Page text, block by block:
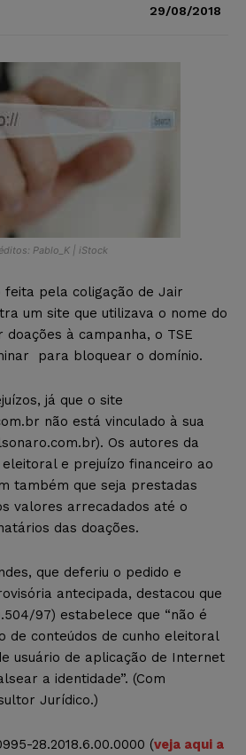
29/08/2018
Pablo_K | iStock
feita pela coligação de Jair
um site que utilizava o nome do
à campanha, o TSE
para bloquear o domínio.
já que o site
não está vinculado à sua
Os autores da
e prejuízo financeiro ao
também que seja prestadas
valores arrecadados até o
das doações.
que deferiu o pedido e
antecipada, destacou que
97) estabelece que “não é
de conteúdos de cunho eleitoral
usuário de aplicação de Internet
a identidade”. (Com
Jurídico.)
28.2018.6.00.0000 (veja aqui a